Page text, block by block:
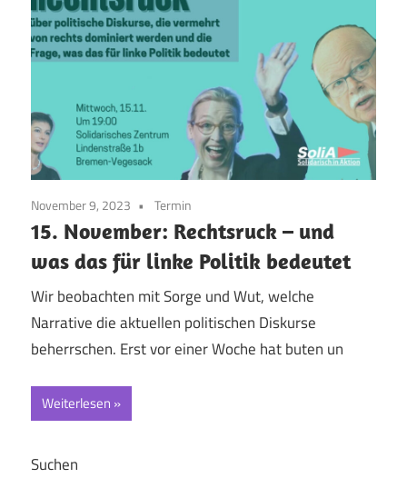
November 9, 2023 Termin
15. November: Rechtsruck – und
was das für linke Politik bedeutet
Wir beobachten mit Sorge und Wut, welche
Narrative die aktuellen politischen Diskurse
beherrschen. Erst vor einer Woche hat buten un
Weiterlesen
Suchen